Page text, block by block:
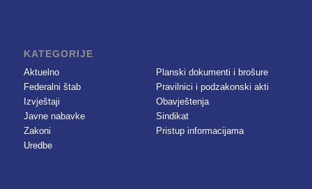
KATEGORIJE
Aktuelno
Federalni štab
Izvještaji
Javne nabavke
Zakoni
Uredbe
Planski dokumenti i brošure
Pravilnici i podzakonski akti
Obavještenja
Sindikat
Pristup informacijama